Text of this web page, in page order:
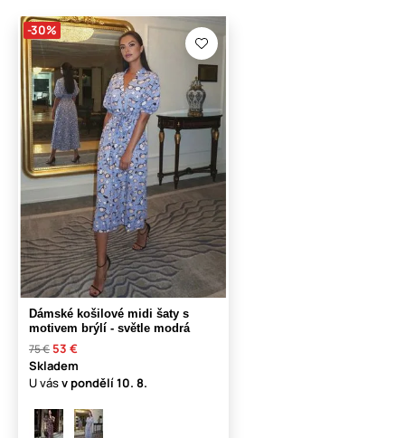
-30%
Dámské košilové midi šaty s
motivem brýlí - světle modrá
75 € 53 €
Skladem
U vásv pondělí10. 8.